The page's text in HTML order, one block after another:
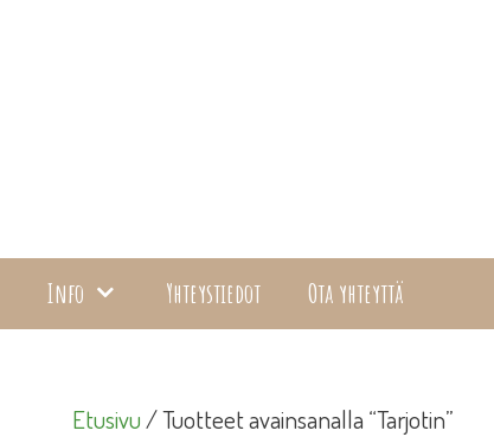
Info Yhteystiedot Ota yhteyttä
Etusivu/ Tuotteet avainsanalla “Tarjotin”